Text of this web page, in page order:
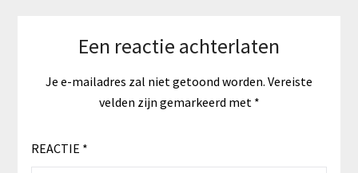
Een reactie achterlaten
Je e-mailadres zal niet getoond worden. Vereiste
velden zijn gemarkeerd met *
REACTIE *